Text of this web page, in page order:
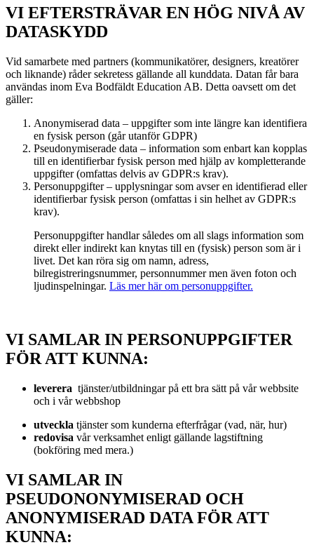
VI EFTERSTRÄVAR EN HÖG NIVÅ AV
DATASKYDD
Vid samarbete med partners (kommunikatörer, designers, kreatörer
och liknande) råder sekretess gällande all kunddata. Datan får bara
användas inom Eva Bodfäldt Education AB. Detta oavsett om det
gäller:
Anonymiserad data – uppgifter som inte längre kan identifiera
en fysisk person (går utanför GDPR)
Pseudonymiserade data – information som enbart kan kopplas
till en identifierbar fysisk person med hjälp av kompletterande
uppgifter (omfattas delvis av GDPR:s krav).
Personuppgifter – upplysningar som avser en identifierad eller
identifierbar fysisk person (omfattas i sin helhet av GDPR:s
krav).
Personuppgifter handlar således om all slags information som
direkt eller indirekt kan knytas till en (fysisk) person som är i
livet. Det kan röra sig om namn, adress,
bilregistreringsnummer, personnummer men även foton och
ljudinspelningar. Läs mer här om personuppgifter.
VI SAMLAR IN PERSONUPPGIFTER
FÖR ATT KUNNA:
leverera tjänster/utbildningar på ett bra sätt på vår webbsite
och i vår webbshop
utveckla tjänster som kunderna efterfrågar (vad, när, hur)
redovisa vår verksamhet enligt gällande lagstiftning
(bokföring med mera.)
VI SAMLAR IN
PSEUDONONYMISERAD OCH
ANONYMISERAD DATA FÖR ATT
KUNNA: